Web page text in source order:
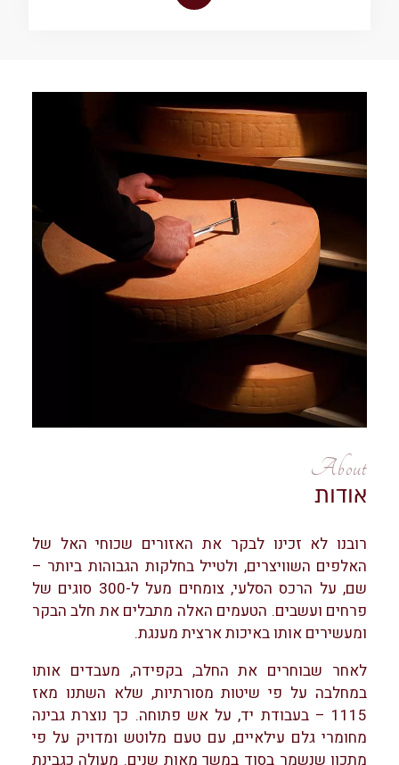
About
אודות
רובנו לא זכינו לבקר את האזורים שכוחי האל של
האלפים השוויצרים, ולטייל בחלקות הגבוהות ביותר –
שם, על הרכס הסלעי, צומחים מעל ל-300 סוגים של
פרחים ועשבים. הטעמים האלה מתבלים את חלב הבקר
ומעשירים אותו באיכות ארצית מענגת.
לאחר שבוחרים את החלב, בקפידה, מעבדים אותו
במחלבה על פי שיטות מסורתיות, שלא השתנו מאז
1115 – בעבודת יד, על אש פתוחה. כך נוצרת גבינה
מחומרי גלם עילאיים, עם טעם מלוטש ומדויק על פי
מתכון שנשמר בסוד במשך מאות שנים. מעולה כגבינת